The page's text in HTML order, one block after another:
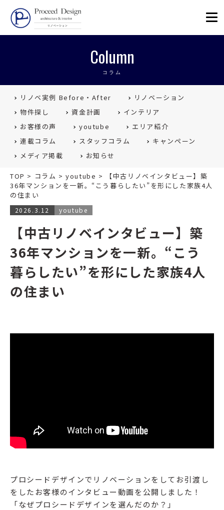
リノベーションを福岡で。
Column
コラム
リノベ実例 Before・After
リノベーション
物件探し
資金計画
インテリア
お客様の声
youtube
エリア紹介
連載コラム
スタッフコラム
キャンペーン
メディア掲載
お知らせ
TOP > コラム >youtube >
【中古リノベインタビュー】築
36年マンションを一新。“こう暮らしたい”を形にした家族4人
の住まい
2026.3.12 youtube
【中古リノベインタビュー】築
36年マンションを一新。“こう
暮らしたい”を形にした家族4人
の住まい
プロシードデザインでリノベーションをしてお引渡し
をしたお客様のインタビュー動画を公開しました！
「なぜプロシードデザインを選んだのか？」